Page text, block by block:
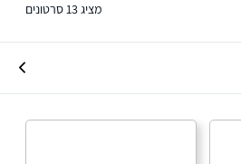
מציג 13 סרטונים